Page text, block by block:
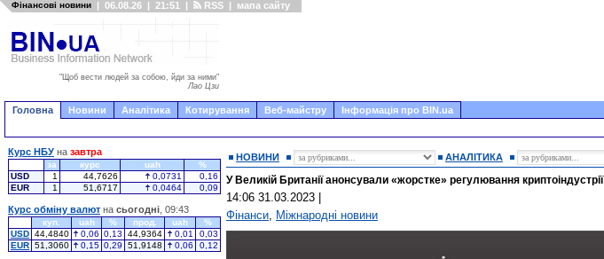
Фінансові новини | 06.08.26 | 21:51 | RSS | мапа сайту
"Щоб вести людей за собою, йди за ними"
Лао Цзи
Головна Новини Аналітика Котирування Веб-майстру Інформація про BIN.ua
НОВИНИ АНАЛІТИКА
У Великій Британії анонсували «жорстке» регулювання криптоіндустрії
14:06 31.03.2023
Фінанси, Міжнародні новини
Курс НБУ на завтра
за курс uah
%
USD
1 44,7626 0,0731
0,16
EUR
1 51,6717 0,0464 0,09
Курс обміну валют на сьогодні , 09:43
куп. uah % прод. uah
%
USD 44,4840 0,06 0,13 44,9364 0,01
0,03
EUR 51,3060 0,15 0,29 51,9148 0,06 0,12